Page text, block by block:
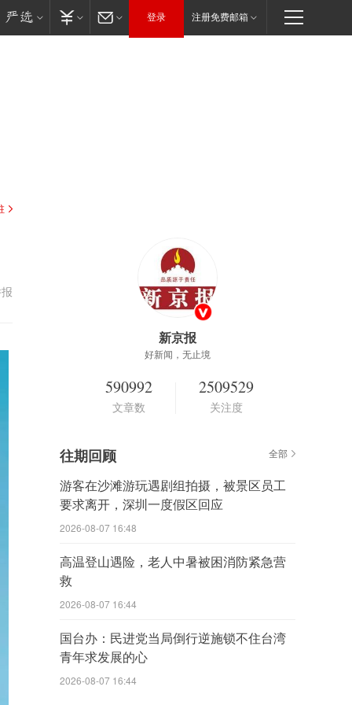
登录 注册免费邮箱
新京报
好新闻，无止境
590992
文章数
2509529
关注度
往期回顾 全部
游客在沙滩游玩遇剧组拍摄，被景区员工
要求离开，深圳一度假区回应
2026-08-07 16:48
高温登山遇险，老人中暑被困消防紧急营
救
2026-08-07 16:44
国台办：民进党当局倒行逆施锁不住台湾
青年求发展的心
2026-08-07 16:44